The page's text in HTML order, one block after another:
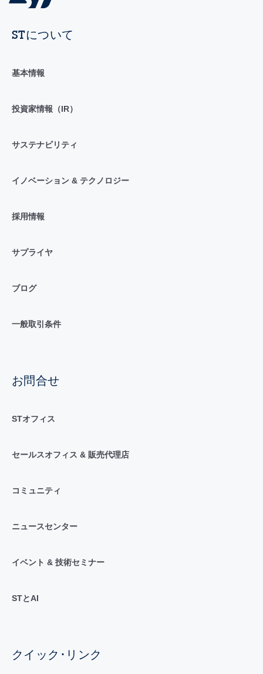
STについて
基本情報
投資家情報（IR）
サステナビリティ
イノベーション & テクノロジー
採用情報
サプライヤ
ブログ
一般取引条件
お問合せ
STオフィス
セールスオフィス & 販売代理店
コミュニティ
ニュースセンター
イベント & 技術セミナー
STとAI
クイック･リンク